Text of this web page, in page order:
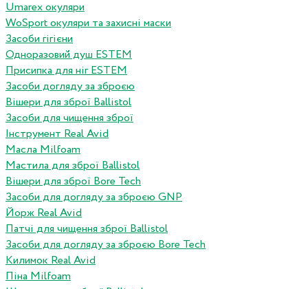
Umarex окуляри
WoSport окуляри та захисні маски
Засоби гігієни
Одноразовий душ ESTEM
Присипка для ніг ESTEM
Засоби догляду за зброєю
Вішери для зброї Ballistol
Засоби для чищення зброї
Інструмент Real Avid
Масла Milfoam
Мастила для зброї Ballistol
Вішери для зброї Bore Tech
Засоби для догляду за зброєю GNP
Йорж Real Avid
Патчі для чищення зброї Ballistol
Засоби для догляду за зброєю Bore Tech
Килимок Real Avid
Піна Milfoam